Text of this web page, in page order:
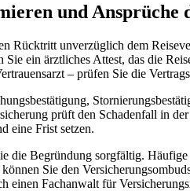
und Ansprüche
Rücktritt unverzüglich dem
ein ärztliches Attest, das die
– prüfen Sie die
prüft den Schadenfall in
eine Frist setzen.
die Begründung sorgfältig.
Sie den
einen Fachanwalt für